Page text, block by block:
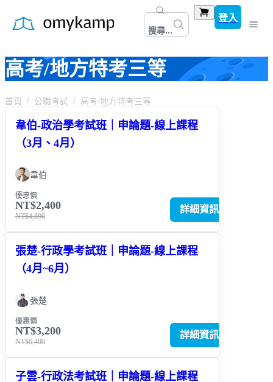
搜尋...
登入
高考/地方特考三等
首頁 公職考試 高考/地方特考三等
韋伯-政治學考試班｜申論題-線上課程
（3月、4月）
韋伯
優惠價
NT$2,400
NT$4,800
詳細資訊
張楚-行政學考試班｜申論題-線上課程
（4月~6月）
張楚
優惠價
NT$3,200
NT$6,400
詳細資訊
子雲-行政法考試班｜申論題-線上課程